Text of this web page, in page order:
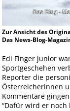
Zur Ansicht des
Das News-Blog-
Edi Finger junior
Sportgeschehen
Reporter die
Österreicherinnen
Kommentare
“Dafür wird er